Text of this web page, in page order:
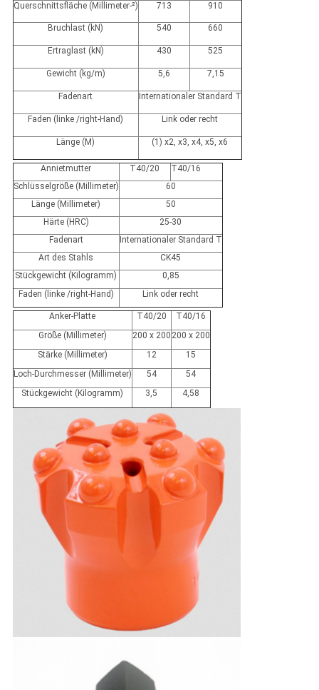
Querschnittsfläche (Millimeter-²) 713 910
Bruchlast (kN) 540 660
Ertraglast (kN) 430 525
Gewicht (kg/m) 5,6 7,15
Fadenart Internationaler Standard T
Faden (linke /right-Hand) Link oder recht
Länge (M) (1) x2, x3, x4, x5, x6
Annietmutter T40/20
T40/16
Schlüsselgröße (Millimeter)
60
Länge (Millimeter)
50
Härte (HRC)
25-30
Fadenart
Internationaler Standard T
Art des Stahls
CK45
Stückgewicht (Kilogramm)
0,85
Faden (linke /right-Hand)
Link oder recht
Anker-Platte T40/20
T40/16
Größe (Millimeter)
200 x 200 200 x 200
Stärke (Millimeter)
12
15
Loch-Durchmesser (Millimeter)
54
54
Stückgewicht (Kilogramm)
3,5 4,58